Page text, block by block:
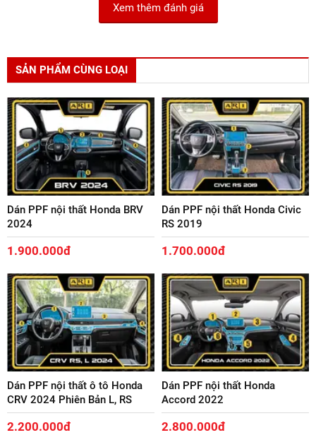
Điểm trung bình
5/5 2 đánh giá
Xem thêm đánh giá
SẢN PHẨM CÙNG LOẠI
Dán PPF nội thất Honda BRV
2024
1.900.000đ
Dán PPF nội thất Honda Civic
RS 2019
1.700.000đ